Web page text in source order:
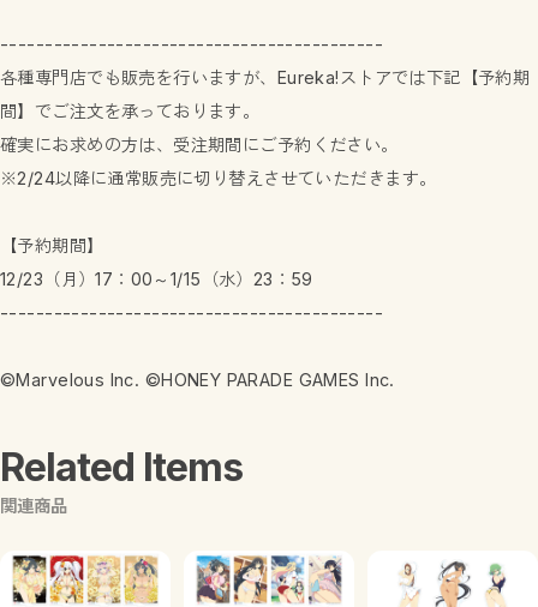
-------------------------------------------
各種専門店でも販売を行いますが、Eureka!ストアでは下記【予約期
間】でご注文を承っております。
確実にお求めの方は、受注期間にご予約ください。
※2/24以降に通常販売に切り替えさせていただきます。
【予約期間】
12/23（月）17：00～1/15（水）23：59
-------------------------------------------
©Marvelous Inc. ©HONEY PARADE GAMES Inc.
Related Items
関連商品